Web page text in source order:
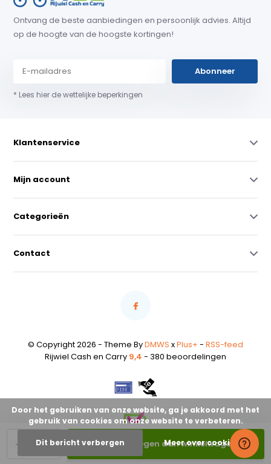
+
- Toevoegen aan winkelwagen
Ontvang de beste aanbiedingen en persoonlijk advies. Altijd
op de hoogte van de hoogste kortingen!
Abonneer
* Lees hier de wettelijke beperkingen
Klantenservice
Mijn account
Categorieën
Contact
© Copyright 2026 - Theme ByDMWS xPlus+ - RSS-feed
Rijwiel Cash en Carry 9,4 - 380 beoordelingen
Door het gebruiken van onze website, ga je akkoord met het
gebruik van cookies om onze website te verbeteren.
Dit bericht verbergen Meer over cookies »